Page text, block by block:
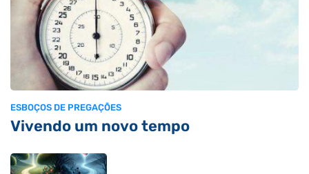
ESBOÇOS DE PREGAÇÕES
Vivendo um novo tempo